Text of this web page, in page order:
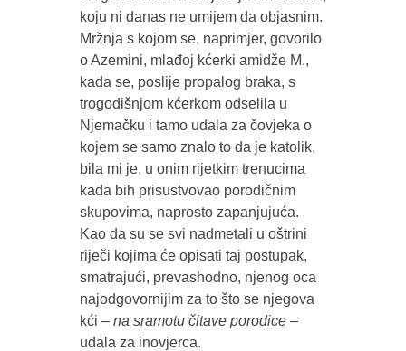
koju ni danas ne umijem da objasnim.
Mržnja s kojom se, naprimjer, govorilo
o Azemini, mlađoj kćerki amidže M.,
kada se, poslije propalog braka, s
trogodišnjom kćerkom odselila u
Njemačku i tamo udala za čovjeka o
kojem se samo znalo to da je katolik,
bila mi je, u onim rijetkim trenucima
kada bih prisustvovao porodičnim
skupovima, naprosto zapanjujuća.
Kao da su se svi nadmetali u oštrini
riječi kojima će opisati taj postupak,
smatrajući, prevashodno, njenog oca
najodgovornijim za to što se njegova
kći – na sramotu čitave porodice–
udala za inovjerca.